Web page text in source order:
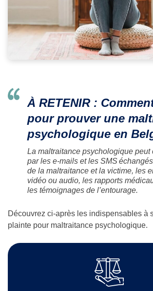
À RETENIR :
pour prouver une
psychologique en
La maltraitance psychologique peut
par les e-mails et les SMS
de la maltraitance et la victime, les
vidéo ou audio, les rapports
les témoignages de l’entourage.
Découvrez ci-après les indispensables à
plainte pour maltraitance psychologique.